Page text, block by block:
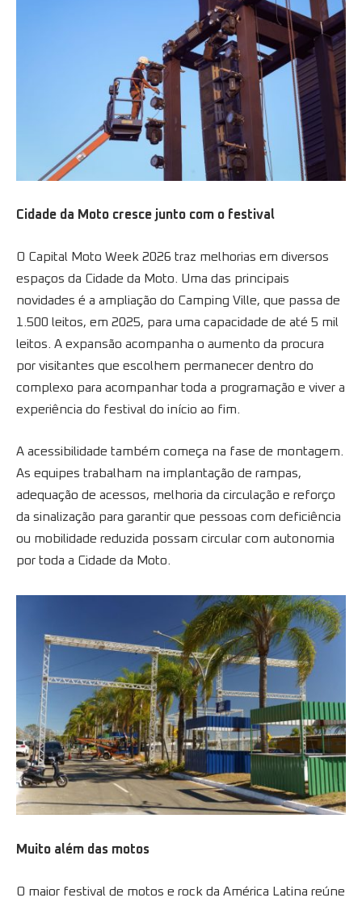
Cidade da Moto cresce junto com o festival
O Capital Moto Week 2026 traz melhorias em diversos
espaços da Cidade da Moto. Uma das principais
novidades é a ampliação do Camping Ville, que passa de
1.500 leitos, em 2025, para uma capacidade de até 5 mil
leitos. A expansão acompanha o aumento da procura
por visitantes que escolhem permanecer dentro do
complexo para acompanhar toda a programação e viver a
experiência do festival do início ao fim.
A acessibilidade também começa na fase de montagem.
As equipes trabalham na implantação de rampas,
adequação de acessos, melhoria da circulação e reforço
da sinalização para garantir que pessoas com deficiência
ou mobilidade reduzida possam circular com autonomia
por toda a Cidade da Moto.
Muito além das motos
O maior festival de motos e rock da América Latina reúne